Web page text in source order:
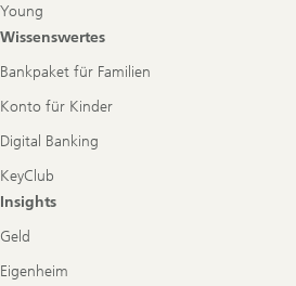
Young
Wissenswertes
Bankpaket für Familien
Konto für Kinder
Digital Banking
KeyClub
Insights
Geld
Eigenheim